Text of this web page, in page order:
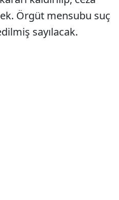
Örgüt mensubu suç
sayılacak.